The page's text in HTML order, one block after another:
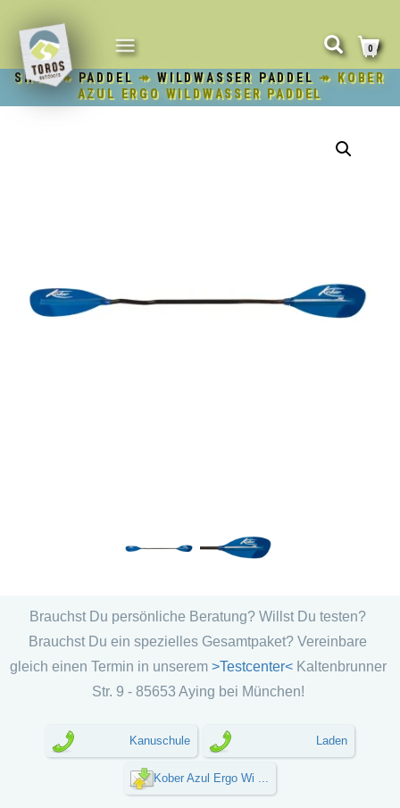
NAVIGATION
UMSCHALTEN
0
SHOP↠ PADDEL ↠ WILDWASSER PADDEL ↠ KOBER
AZUL ERGO WILDWASSER PADDEL
Brauchst Du persönliche Beratung? Willst Du testen?
Brauchst Du ein spezielles Gesamtpaket? Vereinbare
gleich einen Termin in unserem>Testcenter< Kaltenbrunner
Str. 9 - 85653 Aying bei München!
Kanuschule Laden
Kober Azul Ergo Wi ...